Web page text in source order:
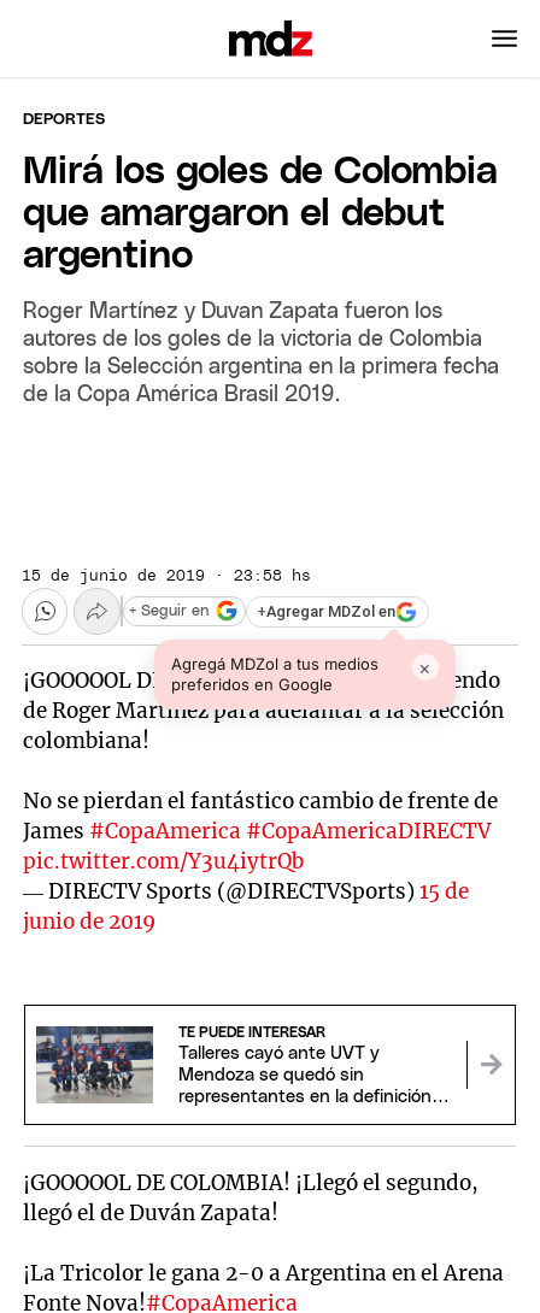
DEPORTES
Mirá los goles de Colombia
que amargaron el debut
argentino
Roger Martínez y Duvan Zapata fueron los
autores de los goles de la victoria de Colombia
sobre la Selección argentina en la primera fecha
de la Copa América Brasil 2019.
15 de junio de 2019 · 23:58 hs
+Agregar MDZol en
Agregá MDZol a tus medios
preferidos en Google
×
+ Seguir en
¡GOOOOOL DE COLOMBIA! ¡Zapatazo tremendo
de Roger Martínez para adelantar a la selección
colombiana!
No se pierdan el fantástico cambio de frente de
James #CopaAmerica #CopaAmericaDIRECTV
pic.twitter.com/Y3u4iytrQb
— DIRECTV Sports (@DIRECTVSports)15 de
junio de 2019
TE PUEDE INTERESAR
Talleres cayó ante UVT y
Mendoza se quedó sin
representantes en la definición
¡GOOOOOL DE COLOMBIA! ¡Llegó el segundo,
llegó el de Duván Zapata!
¡La Tricolor le gana 2-0 a Argentina en el Arena
Fonte Nova!#CopaAmerica